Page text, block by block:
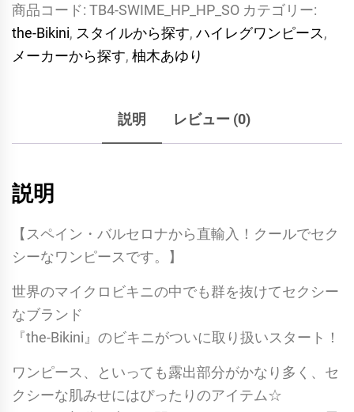
商品コード: TB4-SWIME_HP_HP_SO カテゴリー:
the-Bikini, スタイルから探す, ハイレグワンピース,
メーカーから探す, 柚木あゆり
説明 レビュー (0)
説明
【スペイン・バルセロナから直輸入！クールでセク
シーなワンピースです。】
世界のマイクロビキニの中でも群を抜けてセクシー
なブランド
『the-Bikini』のビキニがついに取り扱いスタート！
ワンピース、といっても露出部分がかなり多く、セ
クシーな肌みせにはぴったりのアイテム☆